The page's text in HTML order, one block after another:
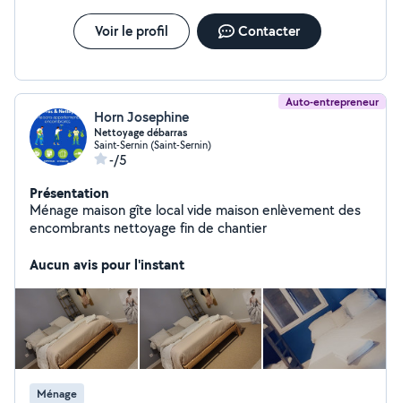
Voir le profil Contacter
Auto-entrepreneur
Horn Josephine
Nettoyage débarras
Saint-Sernin (Saint-Sernin)
-/5
Présentation
Ménage maison gîte local vide maison enlèvement des
encombrants nettoyage fin de chantier
Aucun avis pour l'instant
Ménage